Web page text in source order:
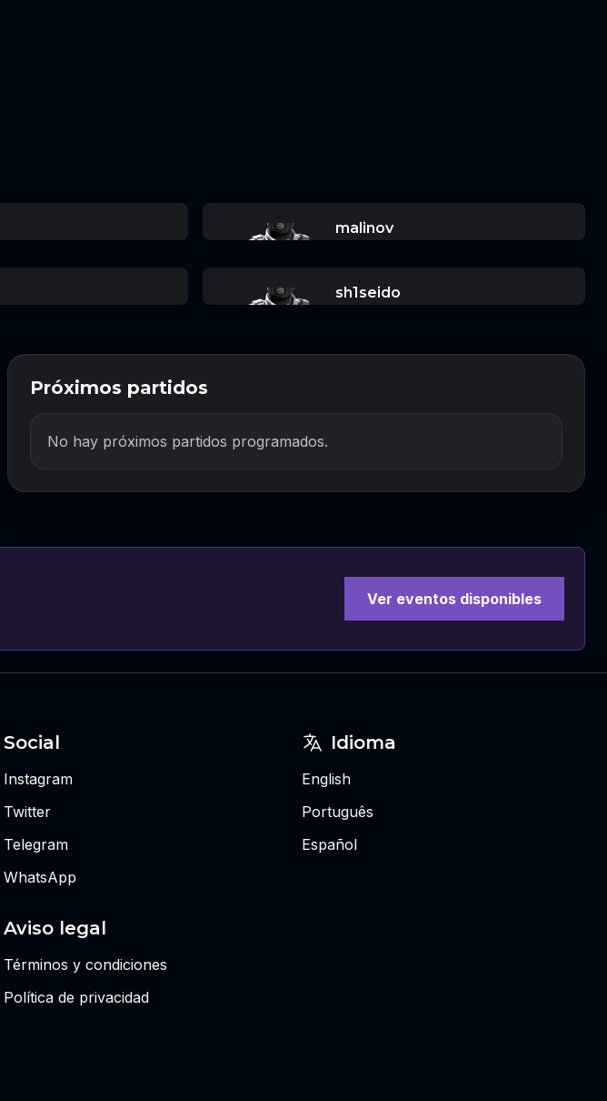
malinov
sh1seido
Próximos partidos
No hay próximos partidos programados.
Ver eventos disponibles
Social
Instagram
Twitter
Telegram
WhatsApp
Aviso legal
Términos y condiciones
Política de privacidad
Idioma
English
Português
Español